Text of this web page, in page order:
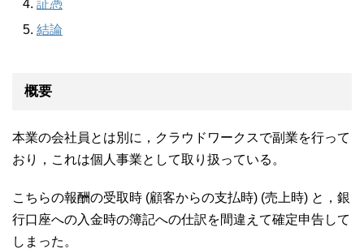
証憑
結論
概要
本業の会社員とは別に，クラウドワークスで副業を行って
おり，これは個人事業として取り扱っている。
こちらの報酬の受取時 (顧客からの支払時) (売上時) と，銀
行口座への入金時の簿記への仕訳を間違えて確定申告して
しまった。